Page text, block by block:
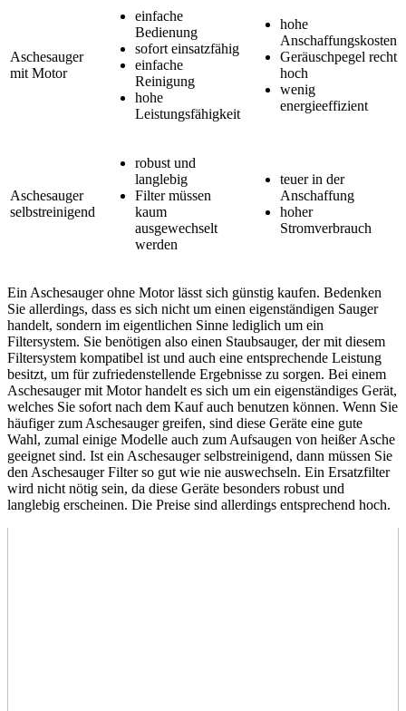
Aschesauger
mit Motor
einfache
Bedienung
sofort einsatzfähig
einfache
Reinigung
hohe
Leistungsfähigkeit
hohe
Anschaffungskosten
Geräuschpegel recht
hoch
wenig
energieeffizient
Aschesauger
selbstreinigend
robust und
langlebig
Filter müssen
kaum
ausgewechselt
werden
teuer in der
Anschaffung
hoher
Stromverbrauch
Ein Aschesauger ohne Motor lässt sich günstig kaufen. Bedenken
Sie allerdings, dass es sich nicht um einen eigenständigen Sauger
handelt, sondern im eigentlichen Sinne lediglich um ein
Filtersystem. Sie benötigen also einen Staubsauger, der mit diesem
Filtersystem kompatibel ist und auch eine entsprechende Leistung
besitzt, um für zufriedenstellende Ergebnisse zu sorgen. Bei einem
Aschesauger mit Motor handelt es sich um ein eigenständiges Gerät,
welches Sie sofort nach dem Kauf auch benutzen können. Wenn Sie
häufiger zum Aschesauger greifen, sind diese Geräte eine gute
Wahl, zumal einige Modelle auch zum Aufsaugen von heißer Asche
geeignet sind. Ist ein Aschesauger selbstreinigend, dann müssen Sie
den Aschesauger Filter so gut wie nie auswechseln. Ein Ersatzfilter
wird nicht nötig sein, da diese Geräte besonders robust und
langlebig erscheinen. Die Preise sind allerdings entsprechend hoch.